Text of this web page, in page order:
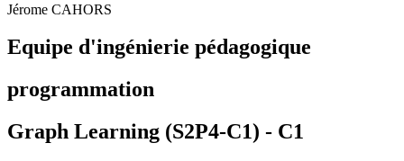
Jérome CAHORS
Equipe d'ingénierie pédagogique
programmation
Graph Learning (S2P4-C1) - C1